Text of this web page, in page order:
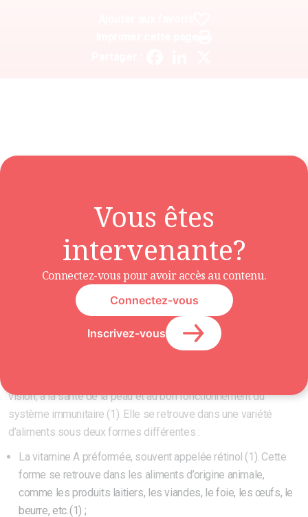
bébé lorsque consommé en grande quantité. Le foie
est particulièrement riche en rétinol. Les femmes
doivent donc porter attention à leur consommation
n’ont pas à se préoccuper du contenu en rétinol des
autres aliments.
vision, à la santé de la peau et au bon fonctionnement du
système immunitaire (1). Elle se retrouve dans une variété
d’aliments sous deux formes différentes :
La vitamine A préformée, souvent appelée rétinol (1). Cette
forme se retrouve dans les aliments d’origine animale,
comme les produits laitiers, les viandes, le foie, les œufs, le
beurre, etc. (1) ;
Vous êtes
intervenante?
Connectez-vous pour avoir accès au contenu.
Connectez-vous
Inscrivez-vous